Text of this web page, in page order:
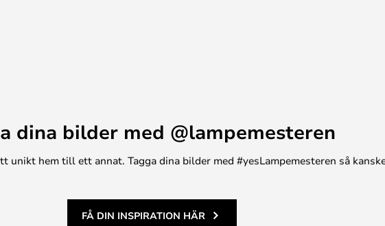
dina bilder med @lampemesteren
unikt hem till ett annat. Tagga dina bilder med #yesLampemesteren så
FÅ DIN INSPIRATION HÄR